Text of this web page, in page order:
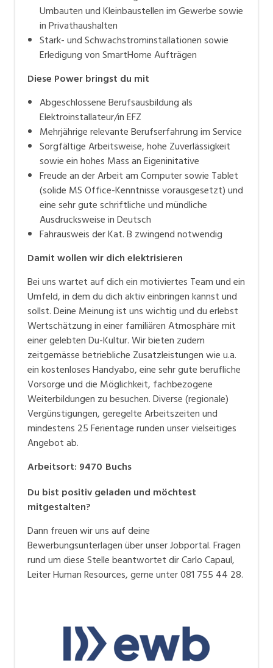
Umbauten und Kleinbaustellen im Gewerbe sowie
in Privathaushalten
Stark- und Schwachstrominstallationen sowie
Erledigung von SmartHome Aufträgen
Diese Power bringst du mit
Abgeschlossene Berufsausbildung als
Elektroinstallateur/in EFZ
Mehrjährige relevante Berufserfahrung im Service
Sorgfältige Arbeitsweise, hohe Zuverlässigkeit
sowie ein hohes Mass an Eigeninitative
Freude an der Arbeit am Computer sowie Tablet
(solide MS Office-Kenntnisse vorausgesetzt) und
eine sehr gute schriftliche und mündliche
Ausdrucksweise in Deutsch
Fahrausweis der Kat. B zwingend notwendig
Damit wollen wir dich elektrisieren
Bei uns wartet auf dich ein motiviertes Team und ein
Umfeld, in dem du dich aktiv einbringen kannst und
sollst. Deine Meinung ist uns wichtig und du erlebst
Wertschätzung in einer familiären Atmosphäre mit
einer gelebten Du-Kultur. Wir bieten zudem
zeitgemässe betriebliche Zusatzleistungen wie u.a.
ein kostenloses Handyabo, eine sehr gute berufliche
Vorsorge und die Möglichkeit, fachbezogene
Weiterbildungen zu besuchen. Diverse (regionale)
Vergünstigungen, geregelte Arbeitszeiten und
mindestens 25 Ferientage runden unser vielseitiges
Angebot ab.
Arbeitsort: 9470 Buchs
Du bist positiv geladen und möchtest
mitgestalten?
Dann freuen wir uns auf deine
Bewerbungsunterlagen über unser Jobportal. Fragen
rund um diese Stelle beantwortet dir Carlo Capaul,
Leiter Human Resources, gerne unter 081 755 44 28.